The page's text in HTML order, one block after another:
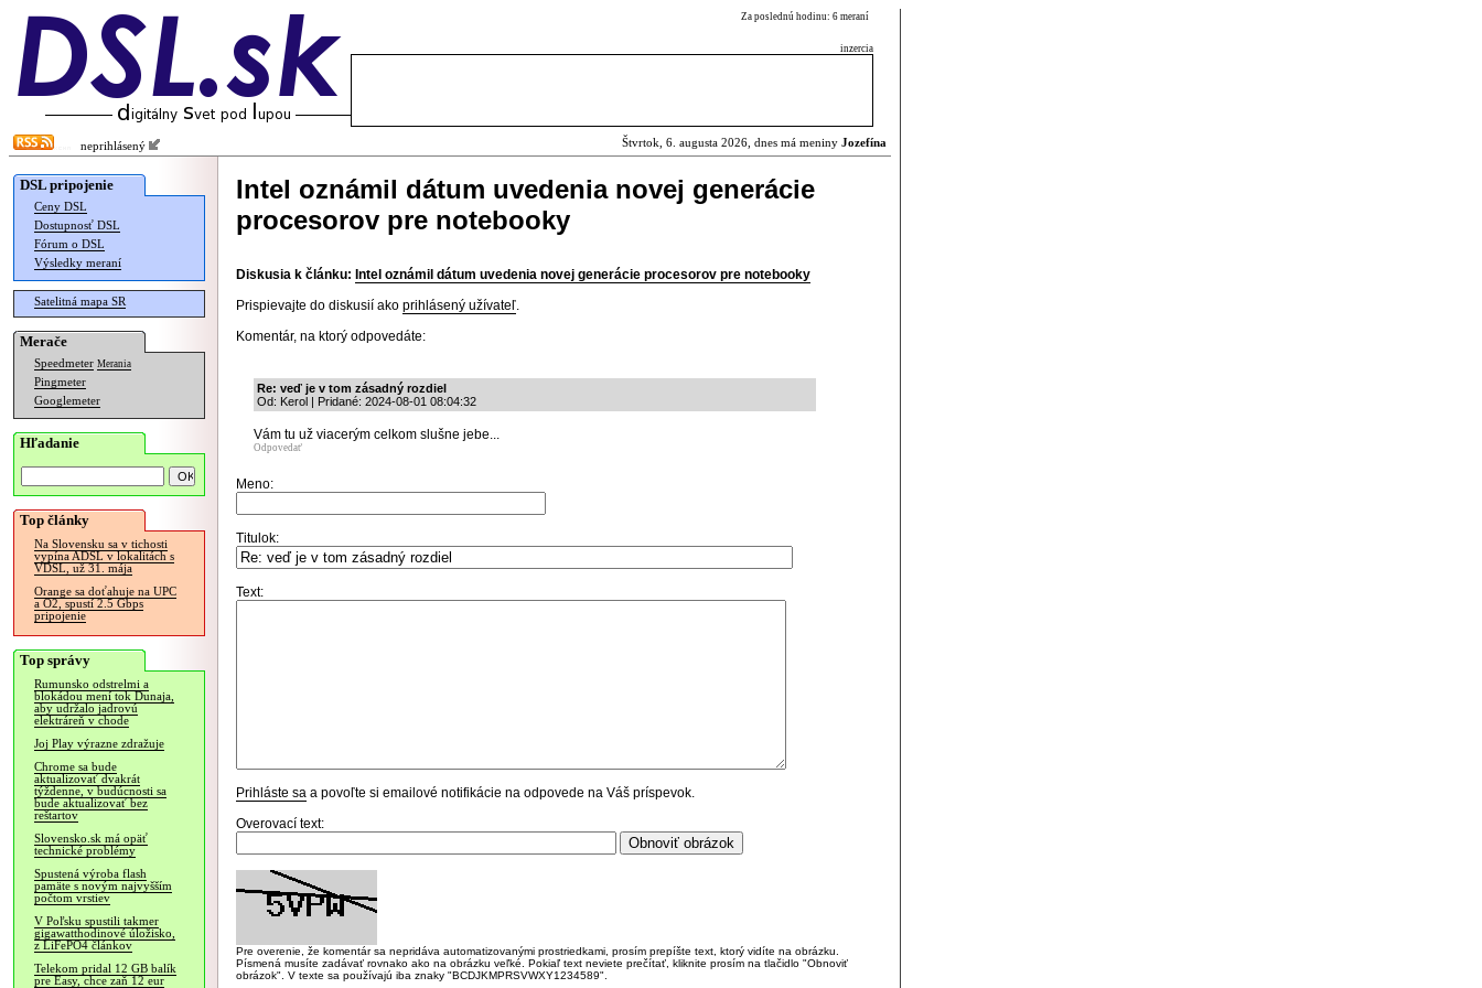
Za poslednú hodinu: 6 meraní
inzercia
neprihlásený Štvrtok, 6. augusta 2026, dnes má meniny Jozefína
DSL pripojenie
Ceny DSL
Dostupnosť DSL
Fórum o DSL
Výsledky meraní
Satelitná mapa SR
Merače
Speedmeter Merania
Pingmeter
Googlemeter
Hľadanie
Top články
Na Slovensku sa v tichosti
vypína ADSL v lokalitách s
VDSL, už 31. mája
Orange sa doťahuje na UPC
a O2, spustí 2.5 Gbps
pripojenie
Top správy
Rumunsko odstrelmi a
blokádou mení tok Dunaja,
aby udržalo jadrovú
elektráreň v chode
Joj Play výrazne zdražuje
Chrome sa bude
aktualizovať dvakrát
týždenne, v budúcnosti sa
bude aktualizovať bez
reštartov
Slovensko.sk má opäť
technické problémy
Spustená výroba flash
pamäte s novým najvyšším
počtom vrstiev
V Poľsku spustili takmer
gigawatthodinové úložisko,
z LiFePO4 článkov
Telekom pridal 12 GB balík
pre Easy, chce zaň 12 eur
Intel oznámil dátum uvedenia novej generácie
procesorov pre notebooky
Diskusia k článku: Intel oznámil dátum uvedenia novej generácie procesorov pre notebooky
Prispievajte do diskusií ako prihlásený užívateľ.
Komentár, na ktorý odpovedáte:
Re: veď je v tom zásadný rozdiel
Od: Kerol | Pridané: 2024-08-01 08:04:32
Vám tu už viacerým celkom slušne jebe...
Odpovedať
Meno:
Titulok:
Text:
Prihláste sa a povoľte si emailové notifikácie na odpovede na Váš príspevok.
Overovací text:
Pre overenie, že komentár sa nepridáva automatizovanými prostriedkami, prosím prepíšte text, ktorý vidíte na obrázku.
Písmená musíte zadávať rovnako ako na obrázku veľké. Pokiaľ text neviete prečítať, kliknite prosím na tlačidlo "Obnoviť
obrázok". V texte sa používajú iba znaky "BCDJKMPRSVWXY1234589".